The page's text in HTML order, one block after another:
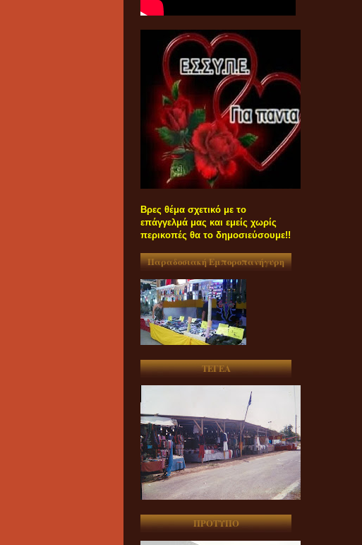
Βρες θέμα σχετικό με το
επάγγελμά μας και εμείς χωρίς
περικοπές θα το δημοσιεύσουμε!!
Παραδοσιακή Εμποροπανήγυρη
ΤΕΓΕΑ
ΠΡΟΤΥΠΟ